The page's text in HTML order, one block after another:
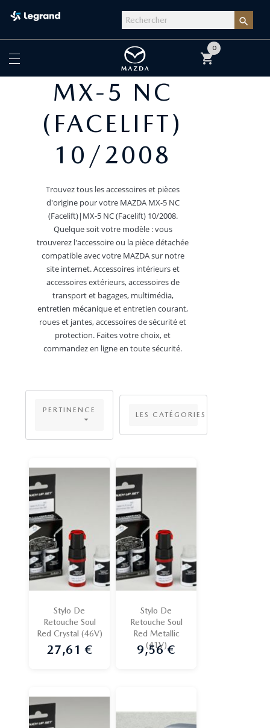

shopping_cart
0
MX-5 NC
(FACELIFT)
10/2008
Trouvez tous les accessoires et pièces
d'origine pour votre MAZDA MX-5 NC
(Facelift)|MX-5 NC (Facelift) 10/2008.
Quelque soit votre modèle : vous
trouverez l'accessoire ou la pièce détachée
compatible avec votre MAZDA sur notre
site internet. Accessoires intérieurs et
accessoires extérieurs, accessoires de
transport et bagages, multimédia,
entretien mécanique et entretien courant,
roues et jantes, accessoires de sécurité et
protection. Faites votre choix, et
commandez en ligne en toute sécurité.
PERTINENCE
 LES CATÉGORIES
Stylo De
Retouche Soul
Red Crystal (46V)
Prix
27,61 €
Stylo De
Retouche Soul
Red Metallic
(41V)
Prix
9,56 €